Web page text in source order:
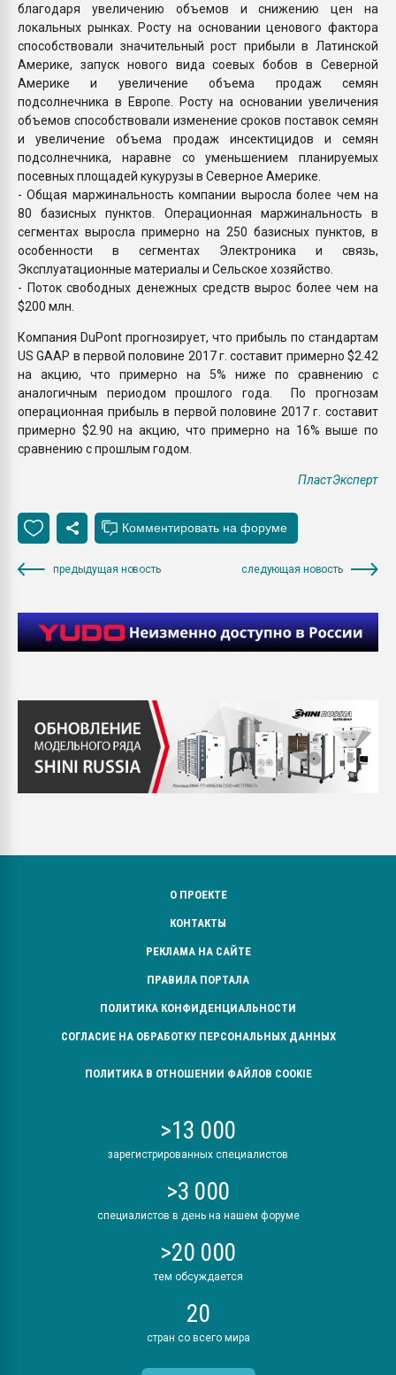
благодаря увеличению объемов и снижению цен на
локальных рынках. Росту на основании ценового фактора
способствовали значительный рост прибыли в Латинской
Америке, запуск нового вида соевых бобов в Северной
Америке и увеличение объема продаж семян
подсолнечника в Европе. Росту на основании увеличения
объемов способствовали изменение сроков поставок семян
и увеличение объема продаж инсектицидов и семян
подсолнечника, наравне со уменьшением планируемых
посевных площадей кукурузы в Северное Америке.
- Общая маржинальность компании выросла более чем на
80 базисных пунктов. Операционная маржинальность в
сегментах выросла примерно на 250 базисных пунктов, в
особенности в сегментах Электроника и связь,
Эксплуатационные материалы и Сельское хозяйство.
- Поток свободных денежных средств вырос более чем на
$200 млн.
Компания DuPont прогнозирует, что прибыль по стандартам
US GAAP в первой половине 2017 г. составит примерно $2.42
на акцию, что примерно на 5% ниже по сравнению с
аналогичным периодом прошлого года. По прогнозам
операционная прибыль в первой половине 2017 г. составит
примерно $2.90 на акцию, что примерно на 16% выше по
сравнению с прошлым годом.
ПластЭксперт
предыдущая новость следующая новость
О ПРОЕКТЕ
КОНТАКТЫ
РЕКЛАМА НА САЙТЕ
ПРАВИЛА ПОРТАЛА
ПОЛИТИКА КОНФИДЕНЦИАЛЬНОСТИ
СОГЛАСИЕ НА ОБРАБОТКУ ПЕРСОНАЛЬНЫХ ДАННЫХ
ПОЛИТИКА В ОТНОШЕНИИ ФАЙЛОВ COOKIE
>13 000
зарегистрированных специалистов
>3 000
специалистов в день на нашем форуме
>20 000
тем обсуждается
20
стран со всего мира